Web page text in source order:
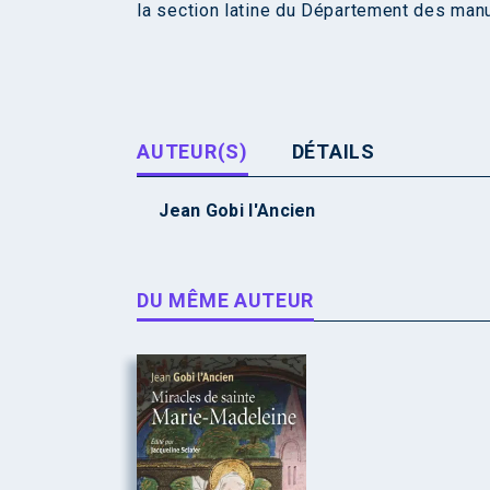
la section latine du Département des
AUTEUR(S) DÉTAILS
Jean Gobi l'Ancien
DU MÊME AUTEUR